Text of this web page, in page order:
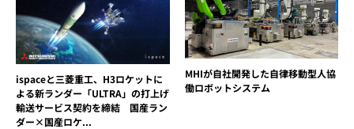
ispaceと三菱重工、H3ロケットに
よる新ランダー「ULTRA」の打上げ
輸送サービス契約を締結 国産ラン
ダー×国産ロケ...
MHIが自社開発した自律移動型人協
働ロボットシステム